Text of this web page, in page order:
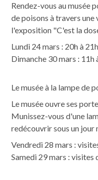
Rendez-vous au musée
de poisons à travers
l'exposition "C'est la
Lundi 24 mars : 20h à
Dimanche 30 mars : 11h
Le musée à la lampe de
Le musée ouvre ses
Munissez-vous d'une
redécouvrir sous un jour
Vendredi 28 mars :
Samedi 29 mars : visites